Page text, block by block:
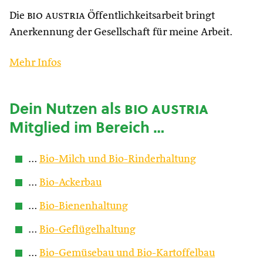
Die bio austria Öffentlichkeitsarbeit bringt
Anerkennung der Gesellschaft für meine Arbeit.
Mehr Infos
Dein Nutzen alsbio austria
Mitglied im Bereich …
… Bio-Milch und Bio-Rinderhaltung
… Bio-Ackerbau
… Bio-Bienenhaltung
… Bio-Geflügelhaltung
… Bio-Gemüsebau und Bio-Kartoffelbau